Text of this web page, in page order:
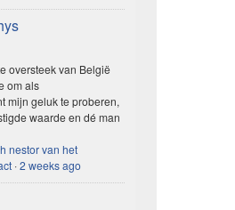
oversteek van België
om als
mijn geluk te proberen,
waarde en dé man
nestor van het
·2 weeks ago